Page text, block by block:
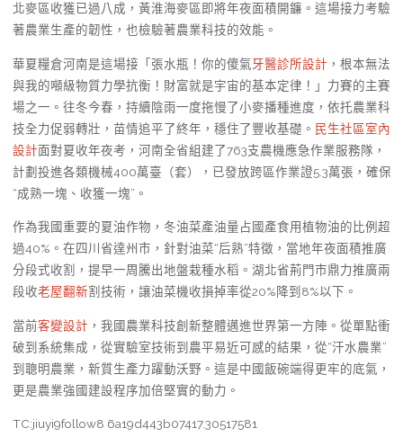
北麥區收獲已過八成，黃淮海麥區即將年夜面積開鐮。這場接力考驗
著農業生產的韌性，也檢驗著農業科技的效能。
華夏糧倉河南是這場接「張水瓶！你的傻氣牙醫診所設計 ，根本無法
與我的噸級物質力學抗衡！財富就是宇宙的基本定律！」力賽的主賽
場之一。往冬今春，持續陰雨一度拖慢了小麥播種進度，依托農業科
技全力促弱轉壯，苗情追平了終年，穩住了豐收基礎。 民生社區室內
設計面對夏收年夜考，河南全省組建了763支農機應急作業服務隊，
計劃投進各類機械400萬臺（套），已發放跨區作業證5.3萬張，確保
“成熟一塊、收獲一塊”。
作為我國重要的夏油作物，冬油菜產油量占國產食用植物油的比例超
過40%。在四川省達州市，針對油菜“后熟”特徵，當地年夜面積推廣
分段式收割，提早一周騰出地盤栽種水稻。湖北省荊門市鼎力推廣兩
段收老屋翻新割技術，讓油菜機收損掉率從20%降到8%以下。
當前客變設計 ，我國農業科技創新整體邁進世界第一方陣。從單點衝
破到系統集成，從實驗室技術到農平易近可感的結果，從“汗水農業”
到聰明農業，新質生產力躍動沃野。這是中國飯碗端得更牢的底氣，
更是農業強國建設程序加倍堅實的動力。
TC:jiuyi9follow8 6a19d443b07417.30517581